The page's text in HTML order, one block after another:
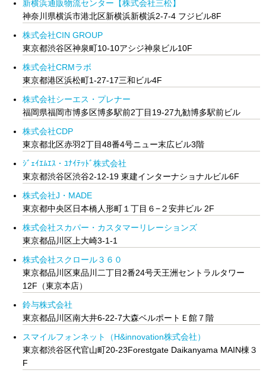
新横浜通販物流センター【株式会社三松】
神奈川県横浜市港北区新横浜新横浜2-7-4 フジビル8F
株式会社CIN GROUP
東京都渋谷区神泉町10-10アシジ神泉ビル10F
株式会社CRMラボ
東京都港区浜松町1-27-17三和ビル4F
株式会社シーエス・プレナー
福岡県福岡市博多区博多駅前2丁目19-27九勧博多駅前ビル
株式会社CDP
東京都北区赤羽2丁目48番4号ニュー末広ビル3階
ｼﾞｪｲｴﾑｴｽ・ﾕﾅｲﾃｯﾄﾞ株式会社
東京都渋谷区渋谷2-12-19 東建インターナショナルビル6F
株式会社J・MADE
東京都中央区日本橋人形町１丁目６−２安井ビル 2F
株式会社スカパー・カスタマーリレーションズ
東京都品川区上大崎3-1-1
株式会社スクロール３６０
東京都品川区東品川二丁目2番24号天王洲セントラルタワー
12F（東京本店）
鈴与株式会社
東京都品川区南大井6-22-7大森ベルポートＥ館７階
スマイルフォンネット（H&innovation株式会社）
東京都渋谷区代官山町20-23Forestgate Daikanyama MAIN棟３
F